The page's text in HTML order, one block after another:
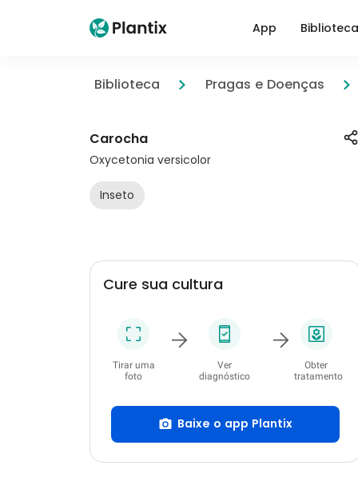
App
Biblioteca Pragas e Doenças
Carocha
Oxycetonia versicolor
Inseto
Cure sua cultura
Tirar uma
foto
Ver
diagnóstico
Obter
tratamento
Baixe o app Plantix